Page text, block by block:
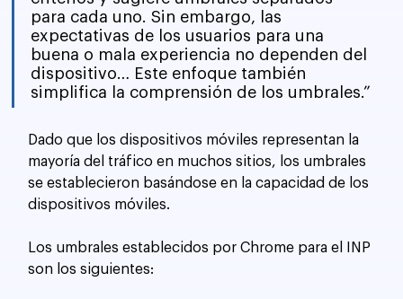
para cada uno. Sin embargo, las
expectativas de los usuarios para una
buena o mala experiencia no dependen del
dispositivo… Este enfoque también
simplifica la comprensión de los umbrales.”
Dado que los dispositivos móviles representan la
mayoría del tráfico en muchos sitios, los umbrales
se establecieron basándose en la capacidad de los
dispositivos móviles.
Los umbrales establecidos por Chrome para el INP
son los siguientes: